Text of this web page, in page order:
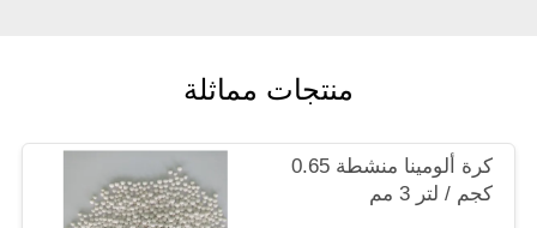
PRIVACY
POLICY
منتجات مماثلة
كرة ألومينا منشطة 0.65
كجم / لتر 3 مم